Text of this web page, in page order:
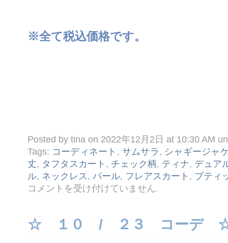
※全て税込価格です。
Posted by tina on 2022年12月2日 at 10:30 AM
Tags: コーディネート , サムサラ , シャギージャ
丈, タフタスカート , チェック柄, ティナ, デュア
ル, ネックレス, パール, フレアスカート , ブティ
☆
１
ー
デ
コメントを受け付けていません.
☆ １０ / ２３ コーデ